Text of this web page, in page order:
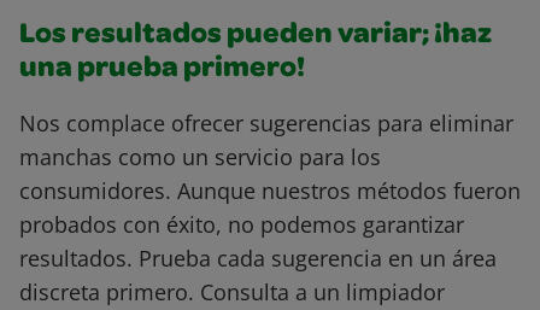
Los resultados pueden variar; ¡haz
una prueba primero!
Nos complace ofrecer sugerencias para eliminar
manchas como un servicio para los
consumidores. Aunque nuestros métodos fueron
probados con éxito, no podemos garantizar
resultados. Prueba cada sugerencia en un área
discreta primero. Consulta a un limpiador